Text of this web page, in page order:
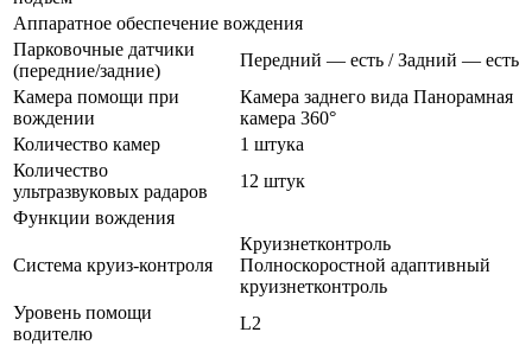
Аппаратное обеспечение вождения
Парковочные датчики
(передние/задние)
Передний — есть / Задний — есть
Камера помощи при
вождении
Камера заднего вида Панорамная
камера 360°
Количество камер
1 штука
Количество
ультразвуковых радаров
12 штук
Функции вождения
Система круиз-контроля
Круизнетконтроль
Полноскоростной адаптивный
круизнетконтроль
Уровень помощи
водителю
L2